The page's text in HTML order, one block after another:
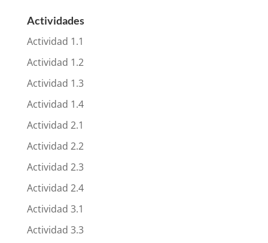
Actividades
Actividad 1.1
Actividad 1.2
Actividad 1.3
Actividad 1.4
Actividad 2.1
Actividad 2.2
Actividad 2.3
Actividad 2.4
Actividad 3.1
Actividad 3.3